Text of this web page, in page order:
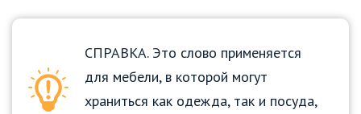
СПРАВКА. Это слово применяется
для мебели, в которой могут
храниться как одежда, так и посуда,